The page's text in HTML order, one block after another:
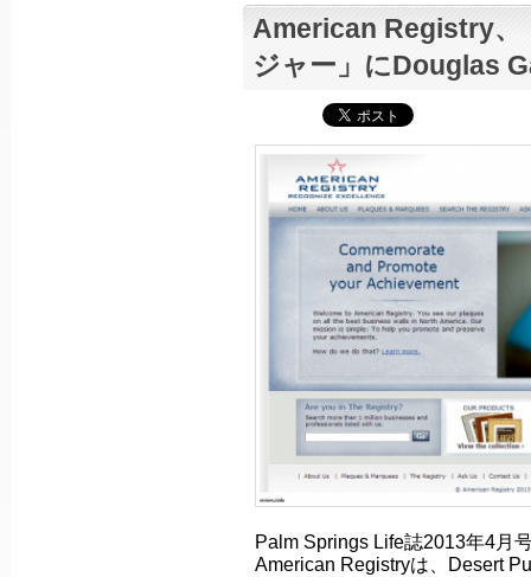
American Registry、
ジャー」にDouglas
Palm Springs Life誌2013年4月
American Registryは、Desert